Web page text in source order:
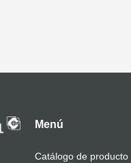
Menú
Catálogo de producto